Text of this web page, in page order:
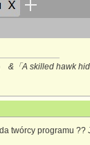
&「A skilled hawk
twórcy programu